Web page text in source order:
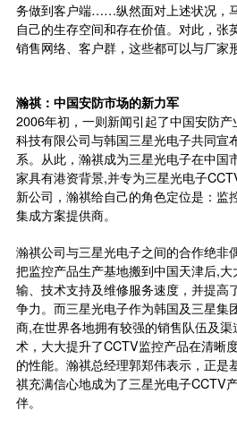
务做到客户端……纵然面对上述状况，
自己的生存空间和存在价值。对此，张
销售网络、客户群，这些都可以与厂家
瀚祺：中国安防市场的新力军
2006年初，一则新闻引起了中国安防
科技有限公司与韩国三星光电子共同宣
系。从此，瀚祺成为三星光电子在中国
家具有港资背景,并专为三星光电子
新公司，瀚祺给自己的角色定位是：监
集成方案提供商。
瀚祺公司与三星光电子之间的合作绝非
把监控产品生产基地搬到中国天津后,
输、技术支持及维修服务速度，并提高
争力。而三星光电子作为韩国及三星集
商,在世界各地拥有较强的销售队伍及
术，大大提升了CCTV监控产品在清晰
的性能。瀚祺总经理郭郑伟表示，正是
祺充满信心地成为了三星光电子CCTV
伴。